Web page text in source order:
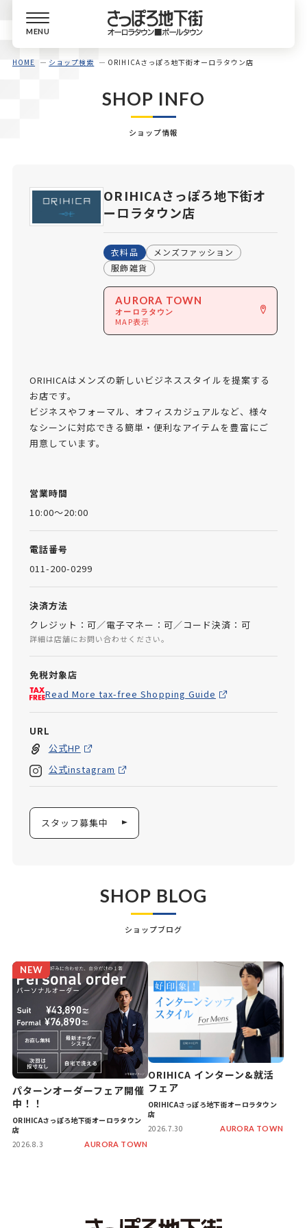
MENU
HOME ショップ検索 ORIHICAさっぽろ地下街オーロラタウン店
SHOP INFO
ショップ情報
ORIHICAさっぽろ地下街オ
ーロラタウン店
衣料品
メンズファッション
服飾雑貨
AURORA TOWN
オーロラタウン
MAP表示
ORIHICAはメンズの新しいビジネススタイルを提案する
お店です。
ビジネスやフォーマル、オフィスカジュアルなど、様々
なシーンに対応できる簡単・便利なアイテムを豊富にご
用意しています。
営業時間
10:00～20:00
電話番号
011-200-0299
決済方法
クレジット：可／電子マネー：可／コード決済：可
詳細は店舗にお問い合わせください。
免税対象店
Read More tax-free Shopping Guide
URL
公式HP
公式instagram
スタッフ募集中
SHOP BLOG
ショップブログ
NEW
パターンオーダーフェア開催
中！！
ORIHICAさっぽろ地下街オーロラタウン
店
2026.8.3
AURORA TOWN
ORIHICA インターン&就活
フェア
ORIHICAさっぽろ地下街オーロラタウン
店
2026.7.30
AURORA TOWN